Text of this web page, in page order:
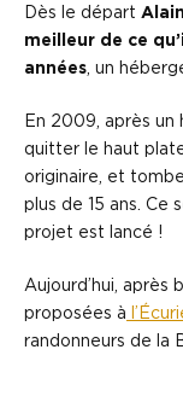
Dès le départ
meilleur de ce
années, un
En 2009, après un
quitter le haut
originaire, et
plus de 15 ans. Ce
projet est lancé !
Aujourd’hui, après
proposées à
randonneurs de la